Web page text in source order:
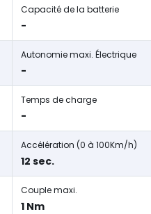
Capacité de la batterie
-
Autonomie maxi. Électrique
-
Temps de charge
-
Accélération (0 à 100Km/h)
12 sec.
Couple maxi.
1 Nm